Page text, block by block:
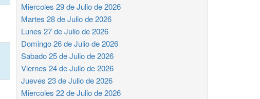
Miercoles 29 de Julio de 2026
Martes 28 de Julio de 2026
Lunes 27 de Julio de 2026
Domingo 26 de Julio de 2026
Sabado 25 de Julio de 2026
Viernes 24 de Julio de 2026
Jueves 23 de Julio de 2026
Miercoles 22 de Julio de 2026